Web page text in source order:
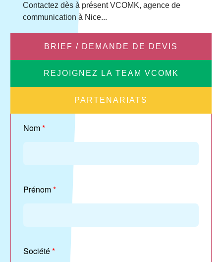
Contactez dès à présent VCOMK, agence de
communication à Nice...
BRIEF / DEMANDE DE DEVIS
REJOIGNEZ LA TEAM VCOMK
PARTENARIATS
Nom*
Prénom*
Société*